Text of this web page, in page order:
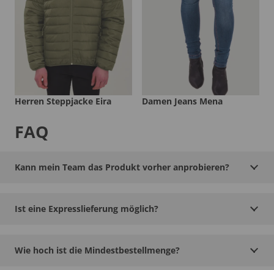
Herren Steppjacke Eira Damen Jeans Mena
FAQ
Kann mein Team das Produkt vorher anprobieren?
Ist eine Expresslieferung möglich?
Wie hoch ist die Mindestbestellmenge?